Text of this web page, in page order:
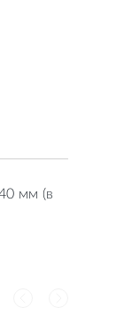
мм (в